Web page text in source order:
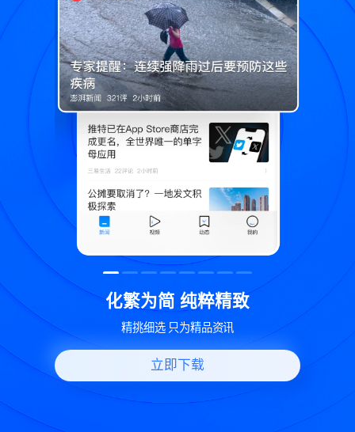
致 世界变化 热问一下
好问题好回答 多元视角看问题
立即下载